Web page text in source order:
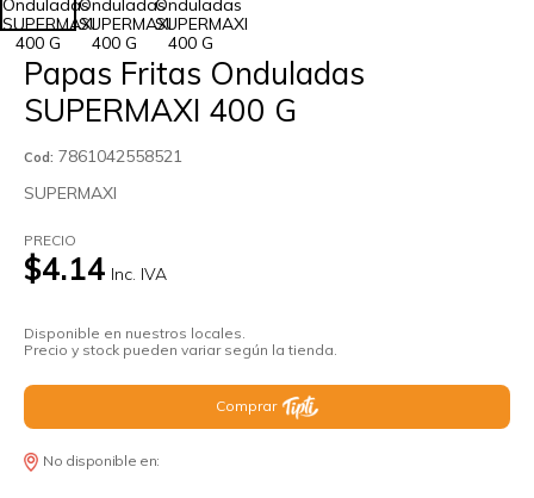
Papas Fritas Onduladas
SUPERMAXI 400 G
Cod: 7861042558521
SUPERMAXI
PRECIO
$4.14 Inc. IVA
Disponible en nuestros locales.
Precio y stock pueden variar según la tienda.
Comprar
No disponible en: